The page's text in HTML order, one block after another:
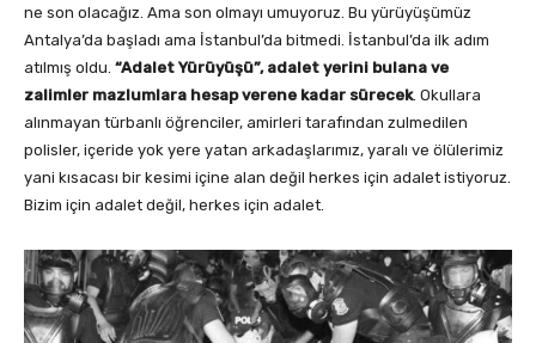
ne son olacağız. Ama son olmayı umuyoruz. Bu yürüyüşümüz
Antalya’da başladı ama İstanbul’da bitmedi. İstanbul’da ilk adım
atılmış oldu. “Adalet Yürüyüşü”, adalet yerini bulana ve
zalimler mazlumlara hesap verene kadar sürecek. Okullara
alınmayan türbanlı öğrenciler, amirleri tarafından zulmedilen
polisler, içeride yok yere yatan arkadaşlarımız, yaralı ve ölülerimiz
yani kısacası bir kesimi içine alan değil herkes için adalet istiyoruz.
Bizim için adalet değil, herkes için adalet.